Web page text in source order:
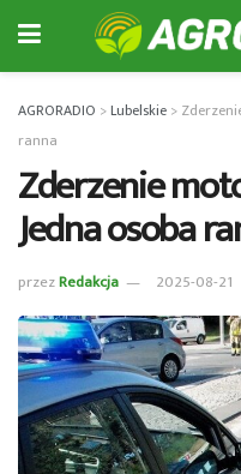
AGRORADIO >Lubelskie >
ranna
Zderzenie
Jedna osoba
przezRedakcja 2025-08-21